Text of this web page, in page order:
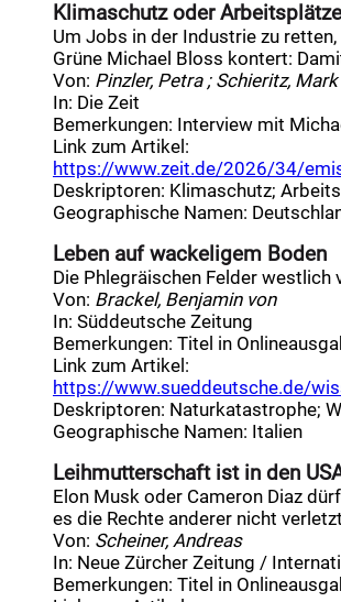
Klimaschutz oder
Um Jobs in der Industrie zu
Grüne Michael Bloss kontert:
Von: Pinzler, Petra ; Schieritz, Mark
In: Die Zeit
Bemerkungen: Interview mit
Link zum Artikel:
https://www.zeit.de/2026/34/
Deskriptoren: Klimaschutz;
Geographische Namen:
Leben auf wackeligem Boden
Die Phlegräischen Felder
Von: Brackel, Benjamin von
In: Süddeutsche Zeitung
Bemerkungen: Titel in
Link zum Artikel:
https://www.sueddeutsche.de/
Deskriptoren: Naturkatastrophe;
Geographische Namen: Italien
Leihmutterschaft ist in den
Elon Musk oder Cameron Diaz
es die Rechte anderer nicht
Von: Scheiner, Andreas
In: Neue Zürcher Zeitung /
Bemerkungen: Titel in